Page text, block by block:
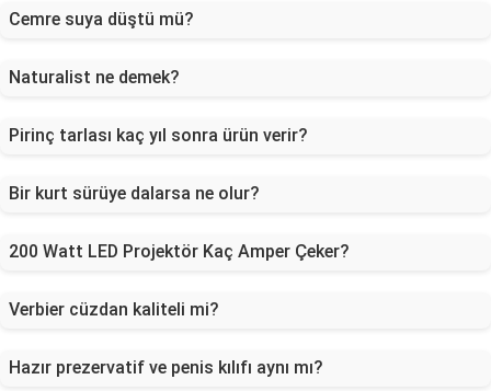
Cemre suya düştü mü?
Naturalist ne demek?
Pirinç tarlası kaç yıl sonra ürün verir?
Bir kurt sürüye dalarsa ne olur?
200 Watt LED Projektör Kaç Amper Çeker?
Verbier cüzdan kaliteli mi?
Hazır prezervatif ve penis kılıfı aynı mı?